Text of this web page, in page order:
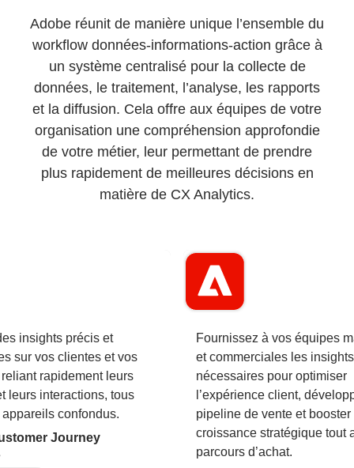
Adobe réunit de manière unique l’ensemble du
workflow données-informations-action grâce à
un système centralisé pour la collecte de
données, le traitement, l’analyse, les rapports
et la diffusion. Cela offre aux équipes de votre
organisation une compréhension approfondie
de votre métier, leur permettant de prendre
plus rapidement de meilleures décisions en
matière de CX Analytics.
insights précis et
sur vos clientes et vos
rapidement leurs
leurs interactions, tous
confondus.
Journey
Fournissez à vos équipes
et commerciales les insights
nécessaires pour optimiser
l’expérience client,
pipeline de vente et booster
croissance stratégique tout
parcours d’achat.